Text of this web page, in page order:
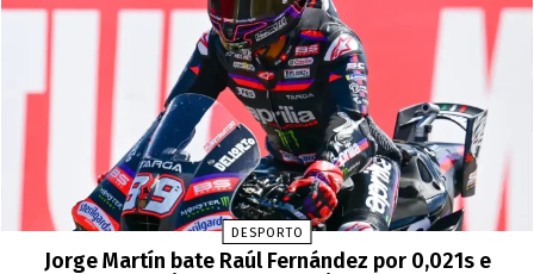
DESPORTO
Jorge Martín bate Raúl Fernández por 0,021s e